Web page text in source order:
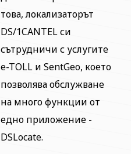
това, локализаторът
DS/1CANTEL си
сътрудничи с услугите
e-TOLL и SentGeo, което
позволява обслужване
на много функции от
едно приложение -
DSLocate.